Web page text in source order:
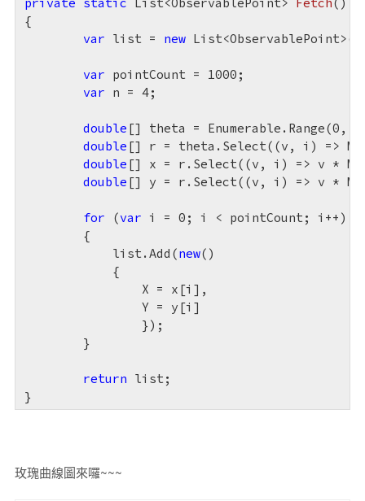
{
var list = new
var pointCount = 1000 ;
var n = 4;
double [] theta = Enumerable.Range(0 ,
double [] r = theta.Select((v, i) =>
double [] x = r.Select((v, i) => v *
double [] y = r.Select((v, i) => v *
for (var i = 0 ; i < pointCount; i++)
        {
            list.Add(
new()
            {
                X = x[i],
                Y = y[i]
        }
return list;
}
玫瑰曲線圖來囉~~~